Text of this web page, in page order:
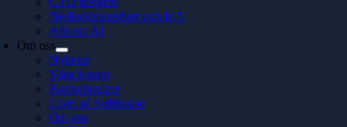
Nedladdningsbart och In 5
Allt om AI
Om oss
Nyheter
Våra kontor
Konsultquizet
Livet på Softhouse
Om oss